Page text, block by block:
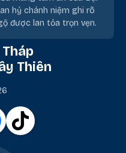
hỷ chánh niệm ghi rõ
được lan tỏa trọn vẹn.
Thiên